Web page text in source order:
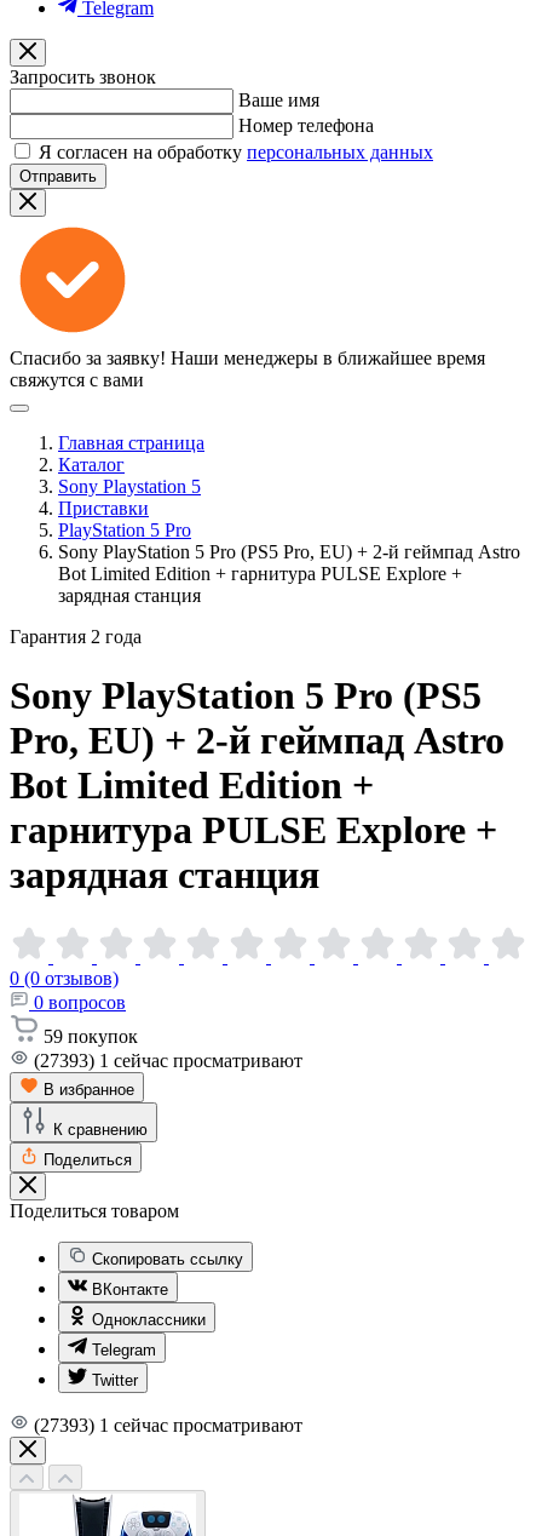
Telegram
Запросить звонок
Ваше имя
Номер телефона
Я согласен на обработку персональных данных
Отправить
Спасибо за заявку! Наши менеджеры в ближайшее время
свяжутся с вами
Главная страница
Каталог
Sony Playstation 5
Приставки
PlayStation 5 Pro
Sony PlayStation 5 Pro (PS5 Pro, EU) + 2-й геймпад Astro
Bot Limited Edition + гарнитура PULSE Explore +
зарядная станция
Гарантия 2 года
Sony PlayStation 5 Pro (PS5
Pro, EU) + 2-й геймпад Astro
Bot Limited Edition +
гарнитура PULSE Explore +
зарядная станция
0 (0 отзывов)
0 вопросов
59 покупок
(27393) 1 сейчас просматривают
В избранное
К сравнению
Поделиться
Поделиться товаром
Скопировать ссылку
ВКонтакте
Одноклассники
Telegram
Twitter
(27393) 1 сейчас просматривают